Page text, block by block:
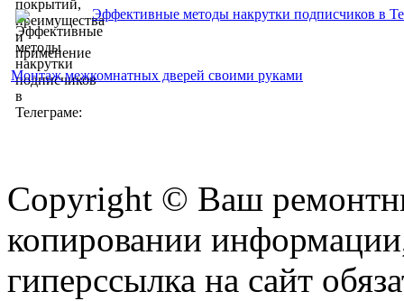
Эффективные методы накрутки подписчиков в
Монтаж межкомнатных дверей своими руками
Copyright © Ваш
копировании
гиперссылка на сайт